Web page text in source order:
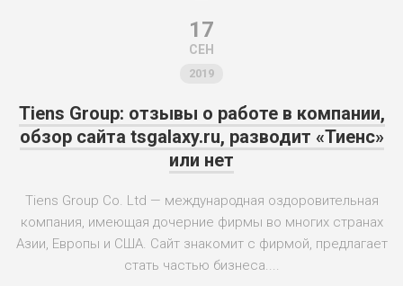
17
СЕН
2019
Tiens Group: отзывы о работе в компании,
обзор сайта tsgalaxy.ru, разводит «Тиенс»
или нет
Tiens Group Co. Ltd — международная оздоровительная
компания, имеющая дочерние фирмы во многих странах
Азии, Европы и США. Сайт знакомит с фирмой, предлагает
стать частью бизнеса....